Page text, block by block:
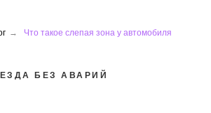
→ Что такое слепая зона у автомобиля
ЕЗДА БЕЗ АВАРИЙ